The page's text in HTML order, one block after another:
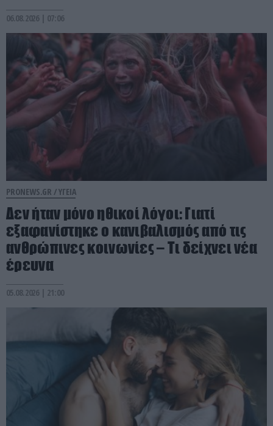
06.08.2026 | 07:06
PRONEWS.GR /ΥΓΕΙΑ
Δεν ήταν μόνο ηθικοί λόγοι: Γιατί
εξαφανίστηκε ο κανιβαλισμός από τις
ανθρώπινες κοινωνίες – Τι δείχνει νέα
έρευνα
05.08.2026 | 21:00